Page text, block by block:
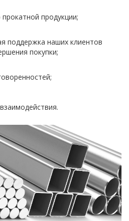
продукции;
поддержка наших клиентов
покупки;